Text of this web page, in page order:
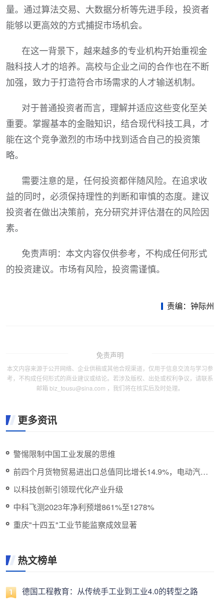
量。通过算法交易、大数据分析等先进手段，投资者
能够以更高效的方式捕捉市场机会。
在这一背景下，越来越多的专业机构开始重视金
融科技人才的培养。高校与企业之间的合作也在不断
加强，致力于打造符合市场需求的人才输送机制。
对于普通投资者而言，理解并适应这些变化至关
重要。掌握基本的金融知识，结合现代科技工具，才
能在这个竞争激烈的市场中找到适合自己的投资策
略。
需要注意的是，任何投资都伴随风险。在追求收
益的同时，必须保持理性的判断和审慎的态度。建议
投资者在做出决策前，充分研究并评估潜在的风险因
素。
免责声明：本文内容仅供参考，不构成任何形式
的投资建议。市场有风险，投资需谨慎。
责编：钟际州
免责声明
本文内容来源于公开网络、企业供稿或其他合规渠道，仅用于信息交流与学习参
考，不构成任何形式的商业建议或结论。若涉及版权、出处或权利争议，请联系
邮箱 biz_tousu@sina.com ，我们将在核实后及时处理。
更多资讯
警惕限制中国工业发展的思维
前四个月货物贸易进出口总值同比增长14.9%，电动汽
车、锂电池、工业机器人均现两位数高增长
以科技创新引领现代化产业升级
中科飞测2023年净利预增861%至1278%
重庆"十四五"工业节能监察成效显著
热文榜单
德国工程教育：从传统手工业到工业4.0的转型之路